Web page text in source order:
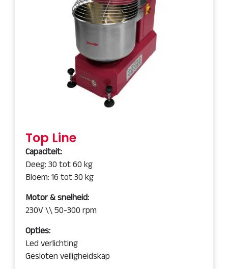
Top Line
Capaciteit:
Deeg: 30 tot 60 kg
Bloem: 16 tot 30 kg
Motor & snelheid:
230V \\ 50-300 rpm
Opties:
Led verlichting
Gesloten veiligheidskap